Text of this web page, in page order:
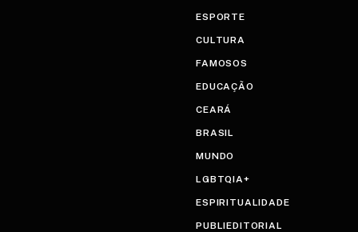
ESPORTE
CULTURA
FAMOSOS
EDUCAÇÃO
CEARÁ
BRASIL
MUNDO
LGBTQIA+
ESPIRITUALIDADE
PUBLIEDITORIAL